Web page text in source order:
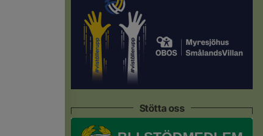
Stötta oss